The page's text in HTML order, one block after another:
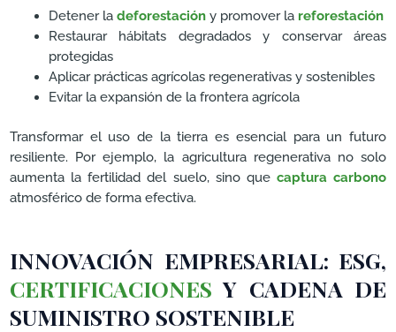
Detener la deforestacióny promover la reforestación
Restaurar hábitats degradados y conservar áreas
protegidas
Aplicar prácticas agrícolas regenerativas y sostenibles
Evitar la expansión de la frontera agrícola
Transformar el uso de la tierra es esencial para un futuro
resiliente. Por ejemplo, la agricultura regenerativa no solo
aumenta la fertilidad del suelo, sino que captura carbono
atmosférico de forma efectiva.
INNOVACIÓN EMPRESARIAL: ESG,
CERTIFICACIONES Y CADENA DE
SUMINISTRO SOSTENIBLE